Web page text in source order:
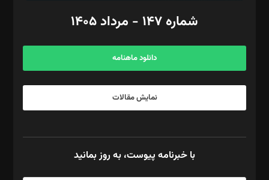
آگهی و مشترکین: ۰۹۱۹۹۹۹۰۴۵۴
شماره ۱۴۷ - مرداد ۱۴۰۵
دانلود ماهنامه
نمایش مقالات
با خبرنامه پیوست، به روز بمانید